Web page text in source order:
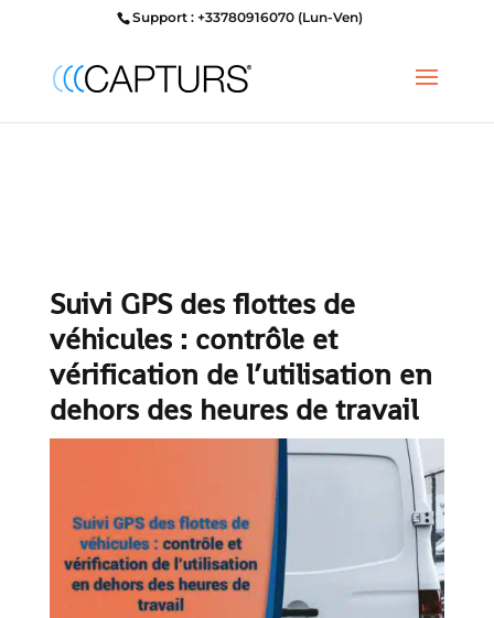
Support : +33780916070 (Lun-Ven)
Suivi GPS des flottes de
véhicules : contrôle et
vérification de l’utilisation en
dehors des heures de travail